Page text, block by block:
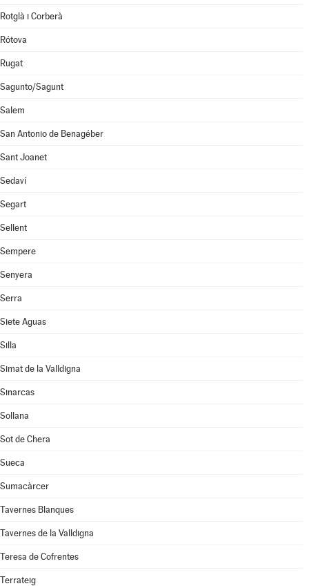
Rotglà i Corberà
Rótova
Rugat
Sagunto/Sagunt
Salem
San Antonio de Benagéber
Sant Joanet
Sedaví
Segart
Sellent
Sempere
Senyera
Serra
Siete Aguas
Silla
Simat de la Valldigna
Sinarcas
Sollana
Sot de Chera
Sueca
Sumacàrcer
Tavernes Blanques
Tavernes de la Valldigna
Teresa de Cofrentes
Terrateig